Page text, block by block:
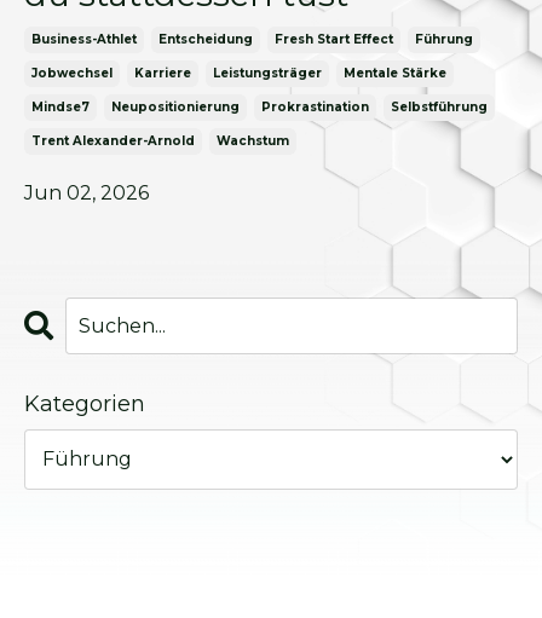
Business-Athlet Entscheidung Fresh Start Effect Führung
Jobwechsel Karriere Leistungsträger Mentale Stärke
Mindse7 Neupositionierung Prokrastination Selbstführung
Trent Alexander-Arnold Wachstum
Jun 02, 2026
Kategorien